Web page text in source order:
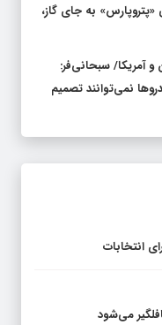
به جای گاز،
و آمریکا/ سبحانی‌فر:
نمی‌توانند تصمیم
انتخابات
می‌شود